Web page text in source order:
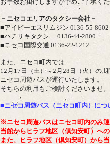
お手数お掛けしますが予めご了承く
－ニセコエリアのタクシー会社－
■アイビーエスリムジン 0136-55-8602
■ハチリキタクシー 0136-44-2800
■ニセコ国際交通 0136-22-1212
また、ニセコ町内では
12月17日（土）～2月28日（火） の期
ニセコ周遊バスが運行いたします。
そちらの利用もご検討くださいませ。
■ニセコ周遊バス（ニセコ町内）につ
※ニセコ周遊バスはニセコ町内のみ運
当館から ヒラフ地区（倶知安町）へ
また、
ヒラフ地区（倶知安町）から